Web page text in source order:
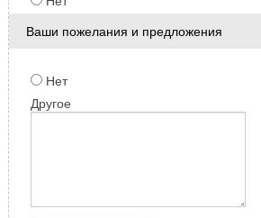
Ваши пожелания и предложения
Нет
Другое